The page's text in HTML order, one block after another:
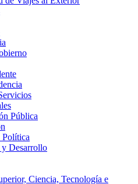
Pública
Política
Desarrollo
Ciencia, Tecnología e